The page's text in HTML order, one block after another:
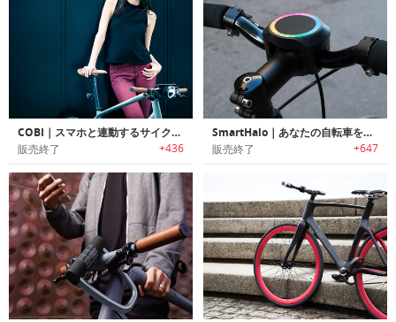
COBI｜スマホと連動するサイクリングシステム コビ
販売終了 +436
SmartHalo｜あなたの自転車をスマートバイクに変える「スマートヘイロー」
販売終了 +647